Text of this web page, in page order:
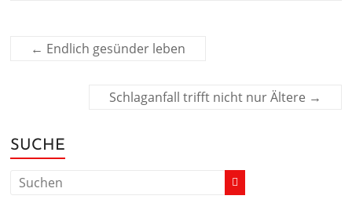
← Endlich gesünder leben
Schlaganfall trifft nicht nur Ältere →
SUCHE